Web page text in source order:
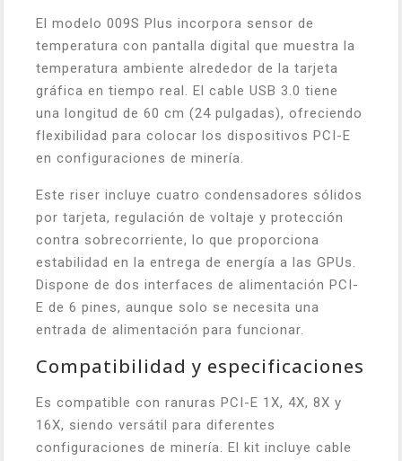
El modelo 009S Plus incorpora sensor de
temperatura con pantalla digital que muestra la
temperatura ambiente alrededor de la tarjeta
gráfica en tiempo real. El cable USB 3.0 tiene
una longitud de 60 cm (24 pulgadas), ofreciendo
flexibilidad para colocar los dispositivos PCI-E
en configuraciones de minería.
Este riser incluye cuatro condensadores sólidos
por tarjeta, regulación de voltaje y protección
contra sobrecorriente, lo que proporciona
estabilidad en la entrega de energía a las GPUs.
Dispone de dos interfaces de alimentación PCI-
E de 6 pines, aunque solo se necesita una
entrada de alimentación para funcionar.
Compatibilidad y especificaciones
Es compatible con ranuras PCI-E 1X, 4X, 8X y
16X, siendo versátil para diferentes
configuraciones de minería. El kit incluye cable